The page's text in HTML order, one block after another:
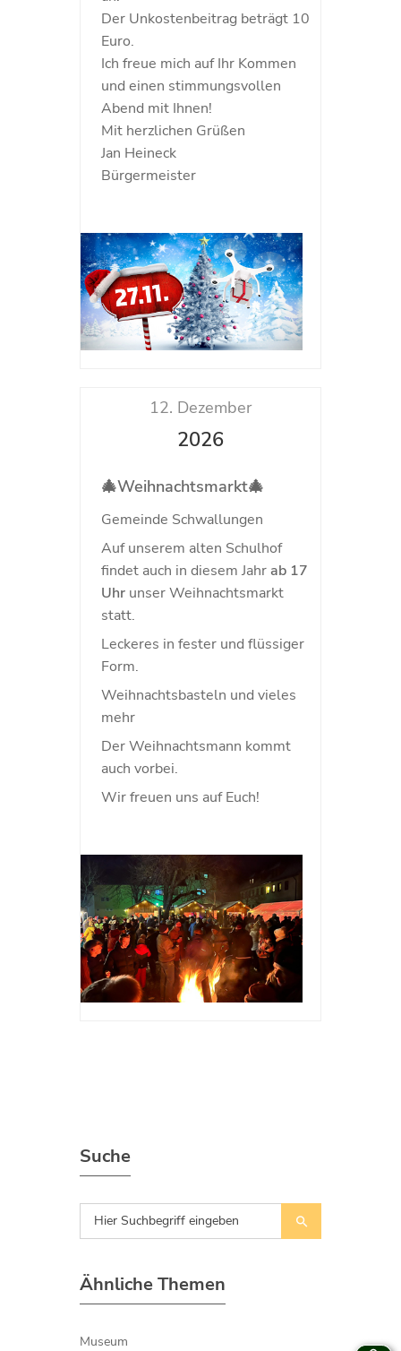
Der Unkostenbeitrag beträgt 10
Euro.
Ich freue mich auf Ihr Kommen
und einen stimmungsvollen
Abend mit Ihnen!
Mit herzlichen Grüßen
Jan Heineck
Bürgermeister
12. Dezember
2026
🎄Weihnachtsmarkt🎄
Gemeinde Schwallungen
Auf unserem alten Schulhof
findet auch in diesem Jahrab 17
Uhr unser Weihnachtsmarkt
statt.
Leckeres in fester und flüssiger
Form.
Weihnachtsbasteln und vieles
mehr
Der Weihnachtsmann kommt
auch vorbei.
Wir freuen uns auf Euch!
Suche
Ähnliche Themen
Museum